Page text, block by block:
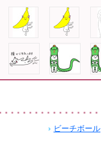
ビーチボール